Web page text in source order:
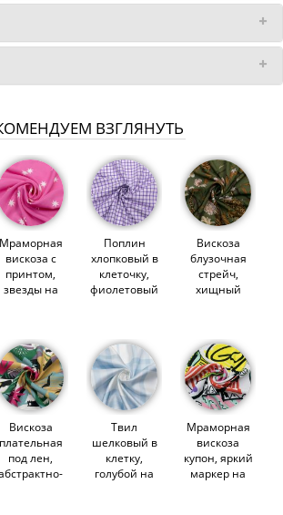
ВЗГЛЯНУТЬ
Мраморная
вискоза с
принтом,
звезды на
Поплин
хлопковый в
клеточку,
фиолетовый
Вискоза
блузочная
стрейч,
хищный
Вискоза
плательная
под лен,
Твил
шелковый в
клетку,
голубой на
Мраморная
вискоза
купон, яркий
маркер на